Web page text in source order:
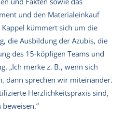
und den Materialeinkauf
kümmert sich um die
die Ausbildung der Azubis, die
des 15-köpfigen Teams und
„Ich merke z. B., wenn sich
dann sprechen wir miteinander.
Herzlichkeitspraxis sind,